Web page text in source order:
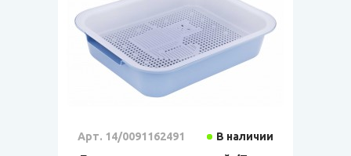
Арт. 14/0091162491 В наличии